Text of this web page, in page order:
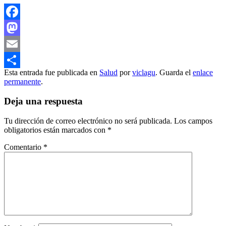
Facebook
Mastodon
Email
Compartir
Esta entrada fue publicada en Salud porviclagu. Guarda el enlace
permanente.
Deja una respuesta
Tu dirección de correo electrónico no será publicada. Los campos
obligatorios están marcados con *
Comentario *